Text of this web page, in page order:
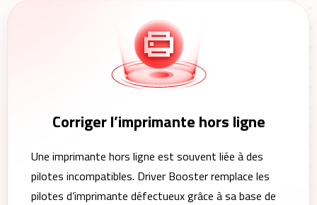
Corriger l’imprimante hors ligne
Une imprimante hors ligne est souvent liée à des
pilotes incompatibles. Driver Booster remplace les
pilotes d’imprimante défectueux grâce à sa base de